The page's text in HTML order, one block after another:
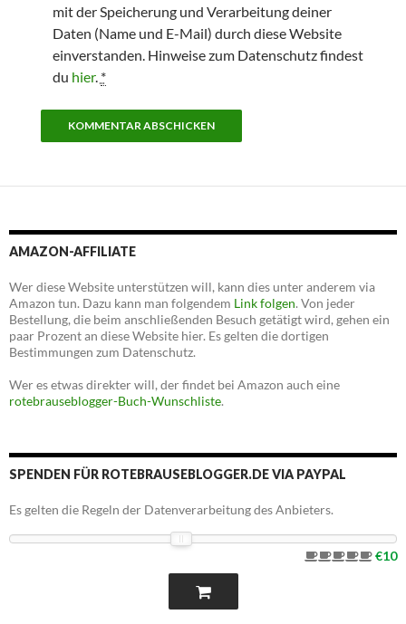
mit der Speicherung und Verarbeitung deiner
Daten (Name und E-Mail) durch diese Website
einverstanden. Hinweise zum Datenschutz findest
du hier. *
AMAZON-AFFILIATE
Wer diese Website unterstützen will, kann dies unter anderem via
Amazon tun. Dazu kann man folgendem Link folgen. Von jeder
Bestellung, die beim anschließenden Besuch getätigt wird, gehen ein
paar Prozent an diese Website hier. Es gelten die dortigen
Bestimmungen zum Datenschutz.
Wer es etwas direkter will, der findet bei Amazon auch eine
rotebrauseblogger-Buch-Wunschliste.
SPENDEN FÜR ROTEBRAUSEBLOGGER.DE VIA PAYPAL
Es gelten die Regeln der Datenverarbeitung des Anbieters.
€10